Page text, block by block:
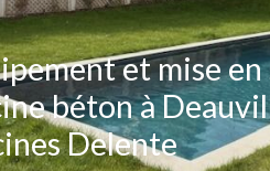
et mise
béton à
Delente